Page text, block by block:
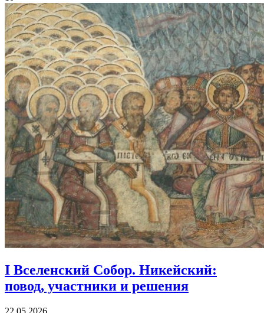
I Вселенский Собор. Никейский:
повод, участники и решения
22.05.2026